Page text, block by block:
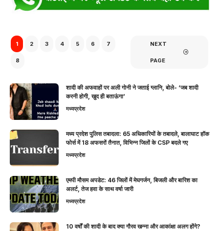
1 2 3 4 5 6 7
8
NEXT
PAGE
शादी की अफवाहों पर अली गोनी ने जताई ग्लानि, बोले- ‘जब शादी
करनी होगी, खुद ही बताऊंगा’
मध्यप्रदेश
मध्य प्रदेश पुलिस तबादला: 65 अधिकारियों के तबादले, बालाघाट हॉक
फोर्स में 18 अफसरों तैनात, विभिन्न जिलों के CSP बदले गए
मध्यप्रदेश
एमपी मौसम अपडेट: 46 जिलों में मेघगर्जन, बिजली और बारिश का
अलर्ट, तेज हवा के साथ वर्षा जारी
मध्यप्रदेश
10 वर्षों की शादी के बाद क्या गौरव खन्ना और आकांक्षा अलग होंगे?